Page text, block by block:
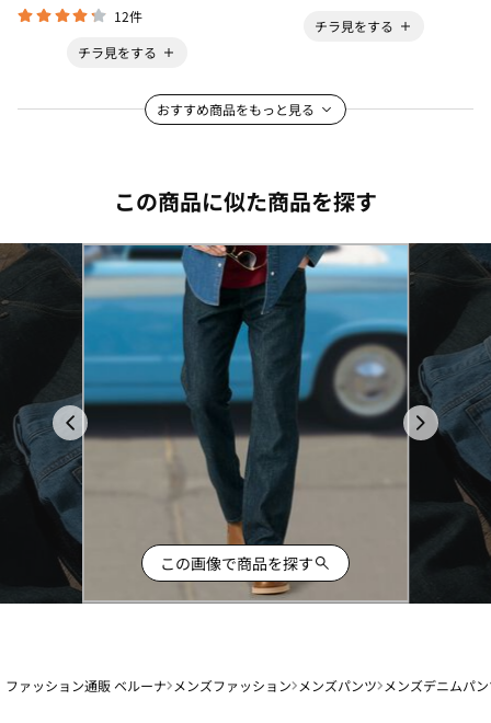
12件
チラ見をする
チラ見をする
おすすめ商品をもっと見る
この商品に似た商品を探す
この画像で商品を探す
ファッション通販 ベルーナ メンズファッション メンズパンツ メンズデニムパ